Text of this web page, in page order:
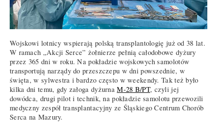
Wojskowi lotnicy wspierają polską transplantologię już od 38 lat.
W ramach „Akcji Serce” żołnierze pełnią całodobowe dyżury
przez 365 dni w roku. Na pokładzie wojskowych samolotów
transportują narządy do przeszczepu w dni powszednie, w
święta, w sylwestra i bardzo często w weekendy. Tak też było
kilka dni temu, gdy załoga dyżurnaM-28 B/PT, czyli jej
dowódca, drugi pilot i technik, na pokładzie samolotu przewozili
medyczny zespół transplantacyjny ze Śląskiego Centrum Chorób
Serca na Mazury.